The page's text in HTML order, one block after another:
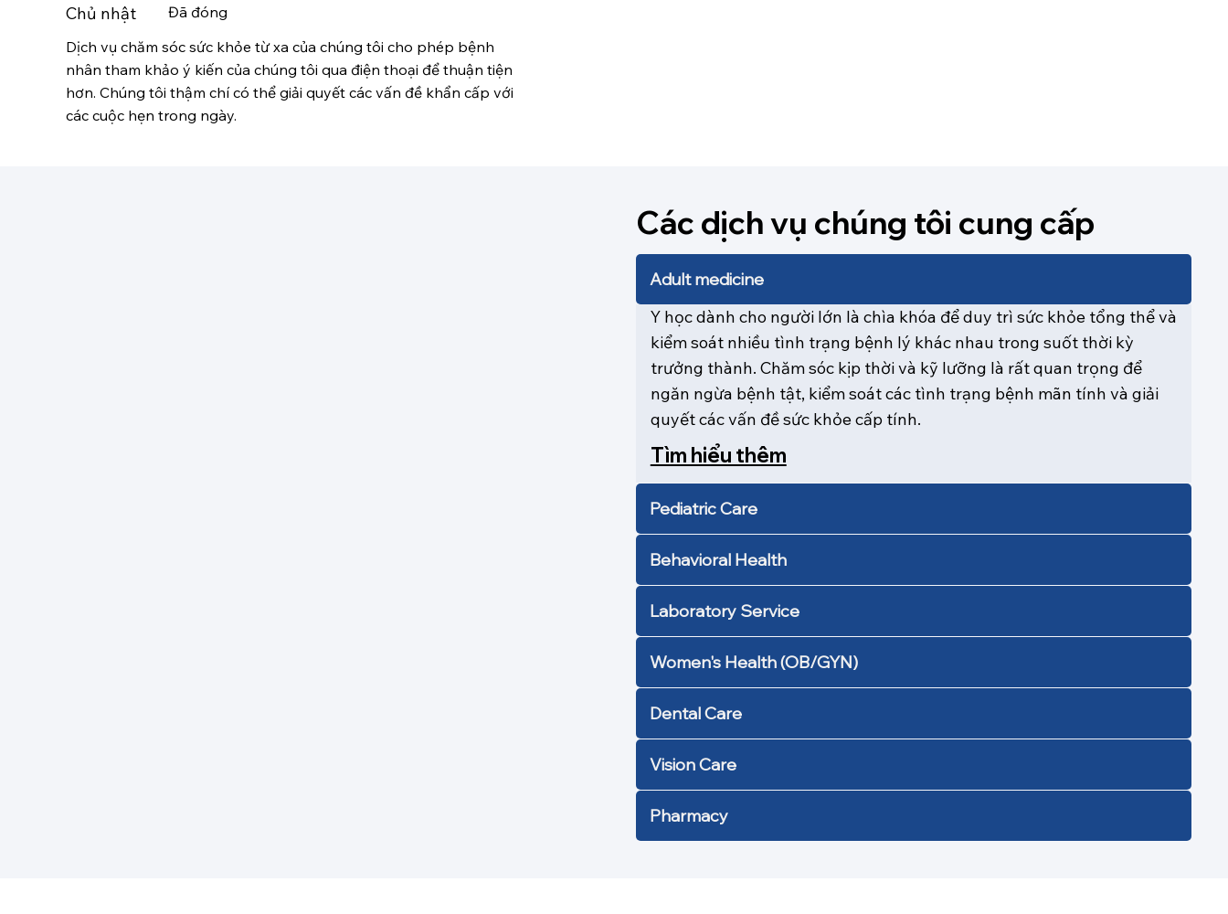
Chủ nhật
Đã đóng
Dịch vụ chăm sóc sức khỏe từ xa của chúng tôi cho phép bệnh
nhân tham khảo ý kiến của chúng tôi qua điện thoại để thuận tiện
hơn. Chúng tôi thậm chí có thể giải quyết các vấn đề khẩn cấp với
các cuộc hẹn trong ngày.
Các dịch vụ chúng tôi cung cấp
Adult medicine
Y học dành cho người lớn là chìa khóa để duy trì sức khỏe tổng thể và
kiểm soát nhiều tình trạng bệnh lý khác nhau trong suốt thời kỳ
trưởng thành. Chăm sóc kịp thời và kỹ lưỡng là rất quan trọng để
ngăn ngừa bệnh tật, kiểm soát các tình trạng bệnh mãn tính và giải
quyết các vấn đề sức khỏe cấp tính.
Tìm hiểu thêm
Pediatric Care
Behavioral Health
Laboratory Service
Women's Health (OB/GYN)
Dental Care
Vision Care
Pharmacy